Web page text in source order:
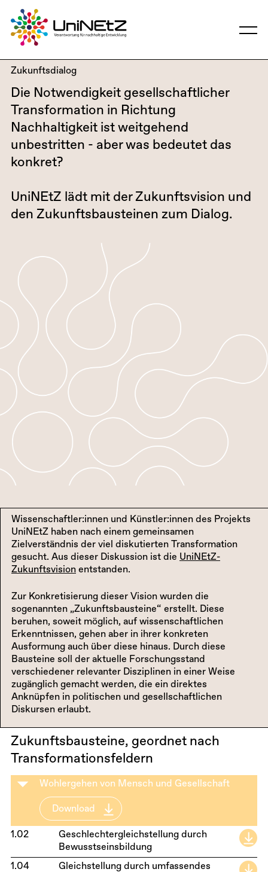
Zukunftsdialog
Die Notwendigkeit gesellschaftlicher
Transformation in Richtung
Nachhaltigkeit ist weitgehend
unbestritten - aber was bedeutet das
konkret?
UniNEtZ lädt mit der Zukunftsvision und
den Zukunftsbausteinen zum Dialog.
Wissenschaftler:innen und Künstler:innen des Projekts
UniNEtZ haben nach einem gemeinsamen
Zielverständnis der viel diskutierten Transformation
gesucht. Aus dieser Diskussion ist die UniNEtZ-
Zukunftsvision entstanden.
Zur Konkretisierung dieser Vision wurden die
sogenannten „Zukunftsbausteine“ erstellt. Diese
beruhen, soweit möglich, auf wissenschaftlichen
Erkenntnissen, gehen aber in ihrer konkreten
Ausformung auch über diese hinaus. Durch diese
Bausteine soll der aktuelle Forschungsstand
verschiedener relevanter Disziplinen in einer Weise
zugänglich gemacht werden, die ein direktes
Anknüpfen in politischen und gesellschaftlichen
Diskursen erlaubt.
Zukunftsbausteine, geordnet nach
Transformationsfeldern
Wohlergehen von Mensch und Gesellschaft
Download
1.02
Geschlechtergleichstellung durch
Bewusstseinsbildung
1.04
Gleichstellung durch umfassendes